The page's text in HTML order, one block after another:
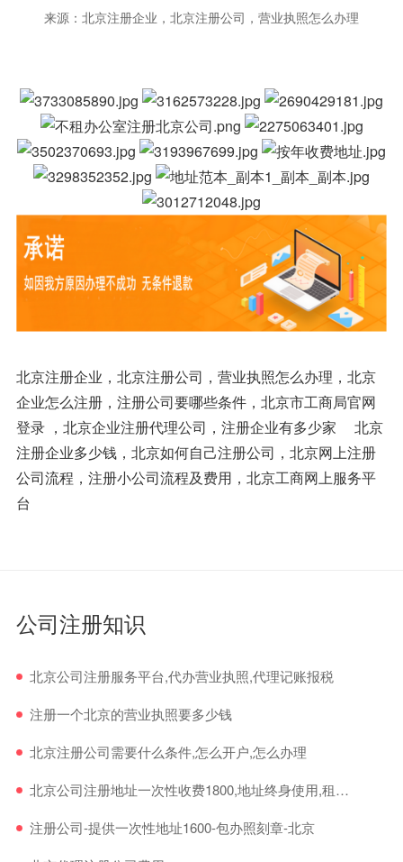
来源：北京注册企业，北京注册公司，营业执照怎么办理
北京注册企业，北京注册公司，营业执照怎么办理，北京
企业怎么注册，注册公司要哪些条件，北京市工商局官网
登录 ，北京企业注册代理公司，注册企业有多少家 北京
注册企业多少钱，北京如何自己注册公司，北京网上注册
公司流程，注册小公司流程及费用，北京工商网上服务平
台
公司注册知识
北京公司注册服务平台,代办营业执照,代理记账报税
注册一个北京的营业执照要多少钱
北京注册公司需要什么条件,怎么开户,怎么办理
北京公司注册地址一次性收费1800,地址终身使用,租赁地址免费注册公司
注册公司-提供一次性地址1600-包办照刻章-北京